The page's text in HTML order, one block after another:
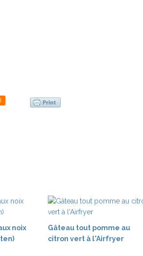
noix
Gâteau tout pomme au
citron vert à l'Airfryer